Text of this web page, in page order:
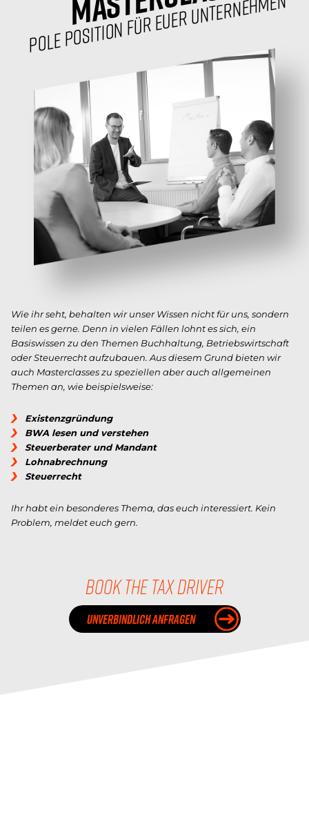
POLE POSITION FÜR EUER UNTERNEHMEN
Wie ihr seht, behalten wir unser Wissen nicht für uns, sondern
teilen es gerne. Denn in vielen Fällen lohnt es sich, ein
Basiswissen zu den Themen Buchhaltung, Betriebswirtschaft
oder Steuerrecht aufzubauen. Aus diesem Grund bieten wir
auch Masterclasses zu speziellen aber auch allgemeinen
Themen an, wie beispielsweise:
Existenzgründung
BWA lesen und verstehen
Steuerberater und Mandant
Lohnabrechnung
Steuerrecht
Ihr habt ein besonderes Thema, das euch interessiert. Kein
Problem, meldet euch gern.
BOOK THE TAX DRIVER
UNVERBINDLICH ANFRAGEN